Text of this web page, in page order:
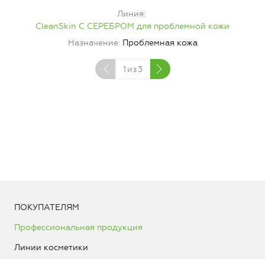
Линия
CleanSkin С СЕРЕБРОМ для проблемной кожи
Назначение Проблемная кожа
1 из3
ПОКУПАТЕЛЯМ
Профессиональная продукция
Линии косметики